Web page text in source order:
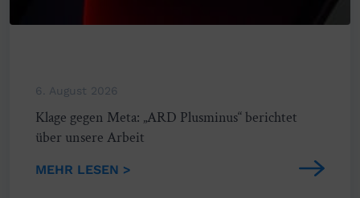
6. August 2026
Klage gegen Meta: „ARD Plusminus“ berichtet
über unsere Arbeit
MEHR LESEN >